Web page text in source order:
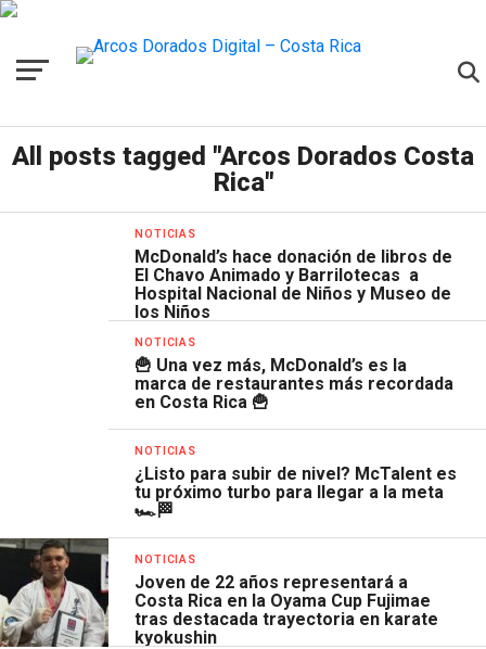
All posts tagged "Arcos Dorados Costa
Rica"
NOTICIAS
McDonald’s hace donación de libros de
El Chavo Animado y Barrilotecas a
Hospital Nacional de Niños y Museo de
los Niños
NOTICIAS
🍟 Una vez más, McDonald’s es la
marca de restaurantes más recordada
en Costa Rica 🍟
NOTICIAS
¿Listo para subir de nivel? McTalent es
tu próximo turbo para llegar a la meta
🏎️🏁
NOTICIAS
Joven de 22 años representará a
Costa Rica en la Oyama Cup Fujimae
tras destacada trayectoria en karate
kyokushin